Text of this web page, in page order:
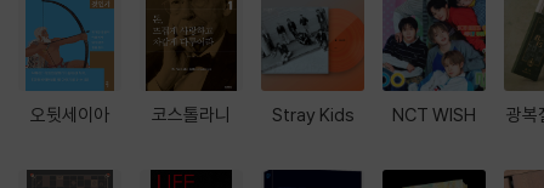
오뒷세이아 코스톨라니 Stray Kids NCT WISH 광복